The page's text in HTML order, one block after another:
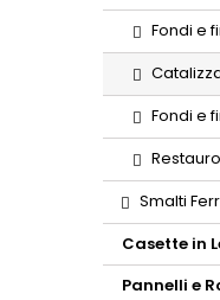
Fondi e
Fondi e
Smalti
Casette in
Pannelli e